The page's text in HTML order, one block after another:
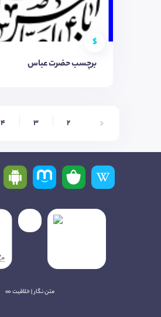
$
برچسب حضرت عباس
2
3
4
متن نگار | خلاقیت ∞